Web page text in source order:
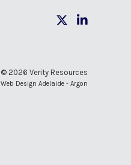
© 2026 Verity Resources
Web Design Adelaide - Argon